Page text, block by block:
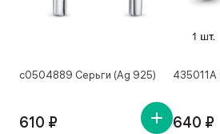
с0504889 Серьги (Ag 925)
610 ₽
435011А
640 ₽